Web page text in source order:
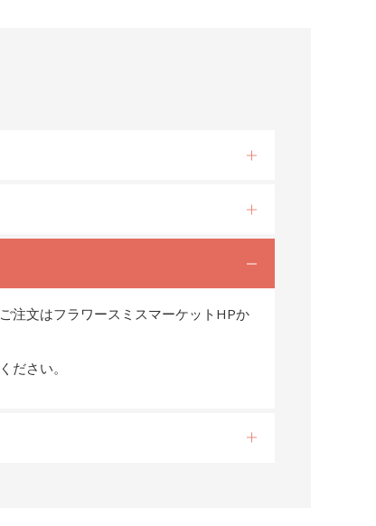
注文はフラワースミスマーケットHPか
ださい。